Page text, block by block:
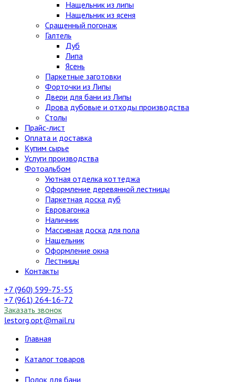
Нащельник из липы
Нащельник из ясеня
Сращенный погонаж
Галтель
Дуб
Липа
Ясень
Паркетные заготовки
Форточки из Липы
Двери для бани из Липы
Дрова дубовые и отходы производства
Столы
Прайс-лист
Оплата и доставка
Купим сырье
Услуги производства
Фотоальбом
Уютная отделка коттеджа
Оформление деревянной лестницы
Паркетная доска дуб
Евровагонка
Наличник
Массивная доска для пола
Нащельник
Оформление окна
Лестницы
Контакты
+7 (960) 599-75-55
+7 (961) 264-16-72
Заказать звонок
lestorg.opt@mail.ru
Главная
Каталог товаров
Полок для бани